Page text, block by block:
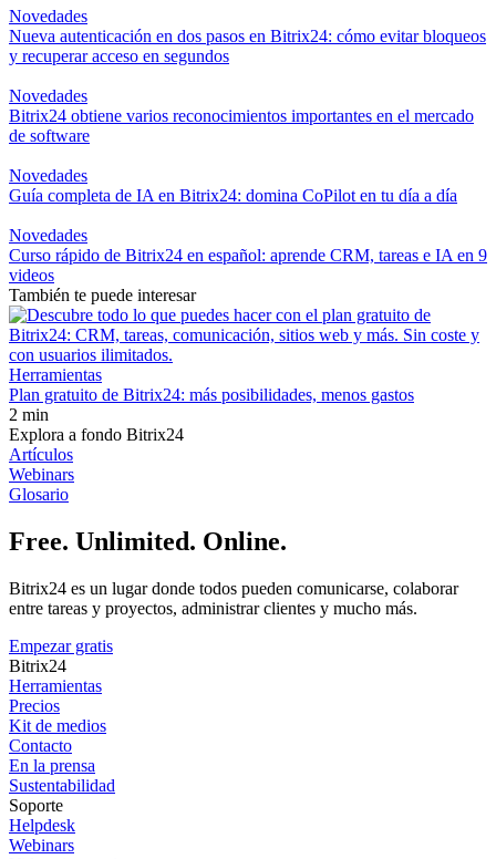
Novedades
Nueva autenticación en dos pasos en Bitrix24: cómo evitar bloqueos
y recuperar acceso en segundos
Novedades
Bitrix24 obtiene varios reconocimientos importantes en el mercado
de software
Novedades
Guía completa de IA en Bitrix24: domina CoPilot en tu día a día
Novedades
Curso rápido de Bitrix24 en español: aprende CRM, tareas e IA en 9
videos
También te puede interesar
Herramientas
Plan gratuito de Bitrix24: más posibilidades, menos gastos
2 min
Explora a fondo Bitrix24
Artículos
Webinars
Glosario
Free. Unlimited. Online.
Bitrix24 es un lugar donde todos pueden comunicarse, colaborar
entre tareas y proyectos, administrar clientes y mucho más.
Empezar gratis
Bitrix24
Herramientas
Precios
Kit de medios
Contacto
En la prensa
Sustentabilidad
Soporte
Helpdesk
Webinars